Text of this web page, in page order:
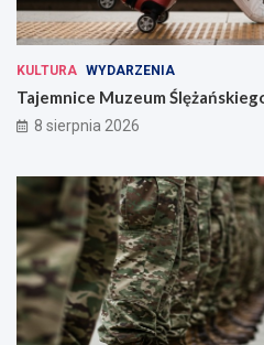
KULTURA WYDARZENIA
Tajemnice Muzeum
8 sierpnia 2026